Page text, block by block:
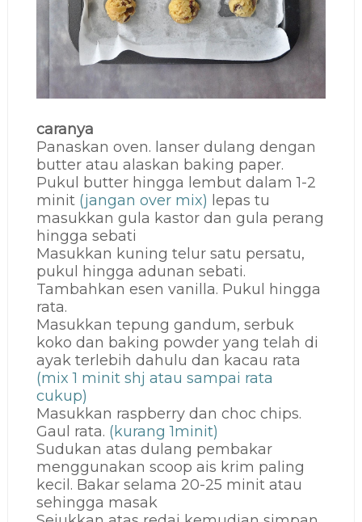
caranya
Panaskan oven. lanser dulang dengan
butter atau alaskan baking paper.
Pukul butter hingga lembut dalam 1-2
minit (jangan over mix) lepas tu
masukkan gula kastor dan gula perang
hingga sebati
Masukkan kuning telur satu persatu,
pukul hingga adunan sebati.
Tambahkan esen vanilla. Pukul hingga
rata.
Masukkan tepung gandum, serbuk
koko dan baking powder yang telah di
ayak terlebih dahulu dan kacau rata
(mix 1 minit shj atau sampai rata
cukup)
Masukkan raspberry dan choc chips.
Gaul rata. (kurang 1minit)
Sudukan atas dulang pembakar
menggunakan scoop ais krim paling
kecil. Bakar selama 20-25 minit atau
sehingga masak